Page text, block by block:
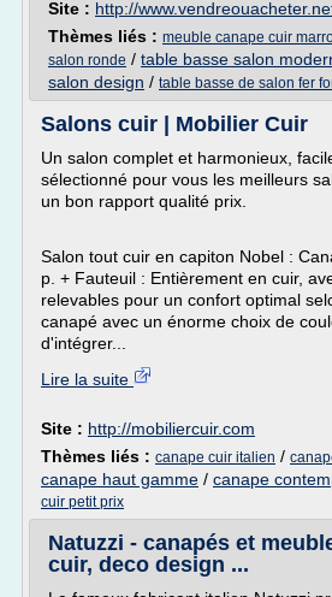
Site : http://
Thèmes liés : meuble canape cuir
salon ronde / table basse salon
salon design / table basse de salon fer
Salons cuir | Mobilier Cuir
Un salon complet et harmonieux,
sélectionné pour vous les meilleurs
un bon rapport qualité prix.
Salon tout cuir en capiton Nobel :
p. + Fauteuil : Entièrement en cuir,
relevables pour un confort optimal
canapé avec un énorme choix de
d'intégrer...
Lire la suite
Site : http://mobiliercuir.com
Thèmes liés : canape cuir italien /
canape haut gamme / canape
cuir petit prix
Natuzzi - canapés et
cuir, deco design ...